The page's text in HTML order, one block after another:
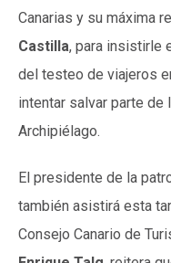
Canarias y su máxima
Castilla, para insistirle
del testeo de viajeros
intentar salvar parte de
Archipiélago.
El presidente de la
también asistirá esta
Consejo Canario de